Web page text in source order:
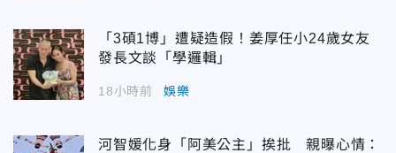
「3碩1博」遭疑造假！姜厚任小24歲女友
發長文談「學邏輯」
18小時前 娛樂
河智媛化身「阿美公主」挨批 親曝心情：